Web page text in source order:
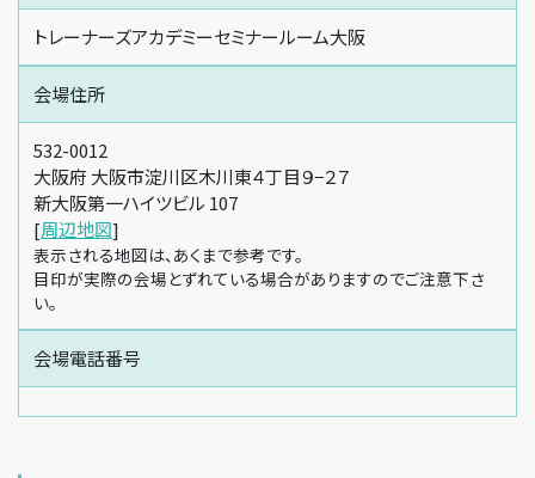
トレーナーズアカデミーセミナールーム大阪
会場住所
532-0012
大阪府 大阪市淀川区木川東４丁目９−２７
新大阪第一ハイツビル 107
[周辺地図]
表示される地図は、あくまで参考です。
目印が実際の会場とずれている場合がありますのでご注意下さ
い。
会場電話番号